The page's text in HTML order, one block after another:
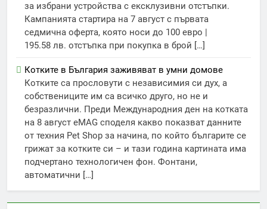
за избрани устройства с ексклузивни отстъпки.
Кампанията стартира на 7 август с първата
седмична оферта, която носи до 100 евро |
195.58 лв. отстъпка при покупка в брой […]
Котките в България заживяват в умни домове
Котките са прословути с независимия си дух, а
собствениците им са всичко друго, но не и
безразлични. Преди Международния ден на котката
на 8 август eMAG споделя какво показват данните
от техния Pet Shop за начина, по който българите се
грижат за котките си – и тази година картината има
подчертано технологичен фон. Фонтани,
автоматични […]